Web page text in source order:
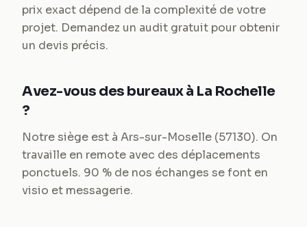
prix exact dépend de la complexité de votre
projet. Demandez un audit gratuit pour obtenir
un devis précis.
Avez-vous des bureaux à La Rochelle
?
Notre siège est à Ars-sur-Moselle (57130). On
travaille en remote avec des déplacements
ponctuels. 90 % de nos échanges se font en
visio et messagerie.